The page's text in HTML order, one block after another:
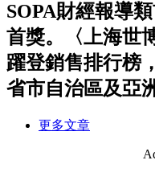
SOPA財經報導
首獎。〈上海世
躍登銷售排行榜
省市自治區及亞
更多文章